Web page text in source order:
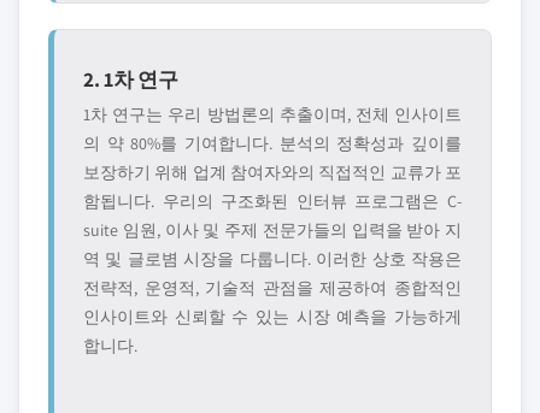
2. 1차 연구
1차 연구는 우리 방법론의 추출이며, 전체 인사이트
의 약 80%를 기여합니다. 분석의 정확성과 깊이를
보장하기 위해 업계 참여자와의 직접적인 교류가 포
함됩니다. 우리의 구조화된 인터뷰 프로그램은 C-
suite 임원, 이사 및 주제 전문가들의 입력을 받아 지
역 및 글로볌 시장을 다룹니다. 이러한 상호 작용은
전략적, 운영적, 기술적 관점을 제공하여 종합적인
인사이트와 신뢰할 수 있는 시장 예측을 가능하게
합니다.